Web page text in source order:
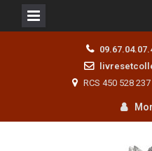
RCS 450 528